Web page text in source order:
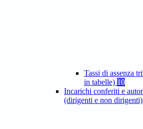
Tassi di assenza
in tabelle) 10
Incarichi conferiti e
(dirigenti e non dirigenti)